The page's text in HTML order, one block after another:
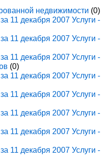
недвижимости (0)
11 декабря 2007 Услуги -
11 декабря 2007 Услуги -
11 декабря 2007 Услуги -
(0)
11 декабря 2007 Услуги -
11 декабря 2007 Услуги -
11 декабря 2007 Услуги -
11 декабря 2007 Услуги -
11 декабря 2007 Услуги -